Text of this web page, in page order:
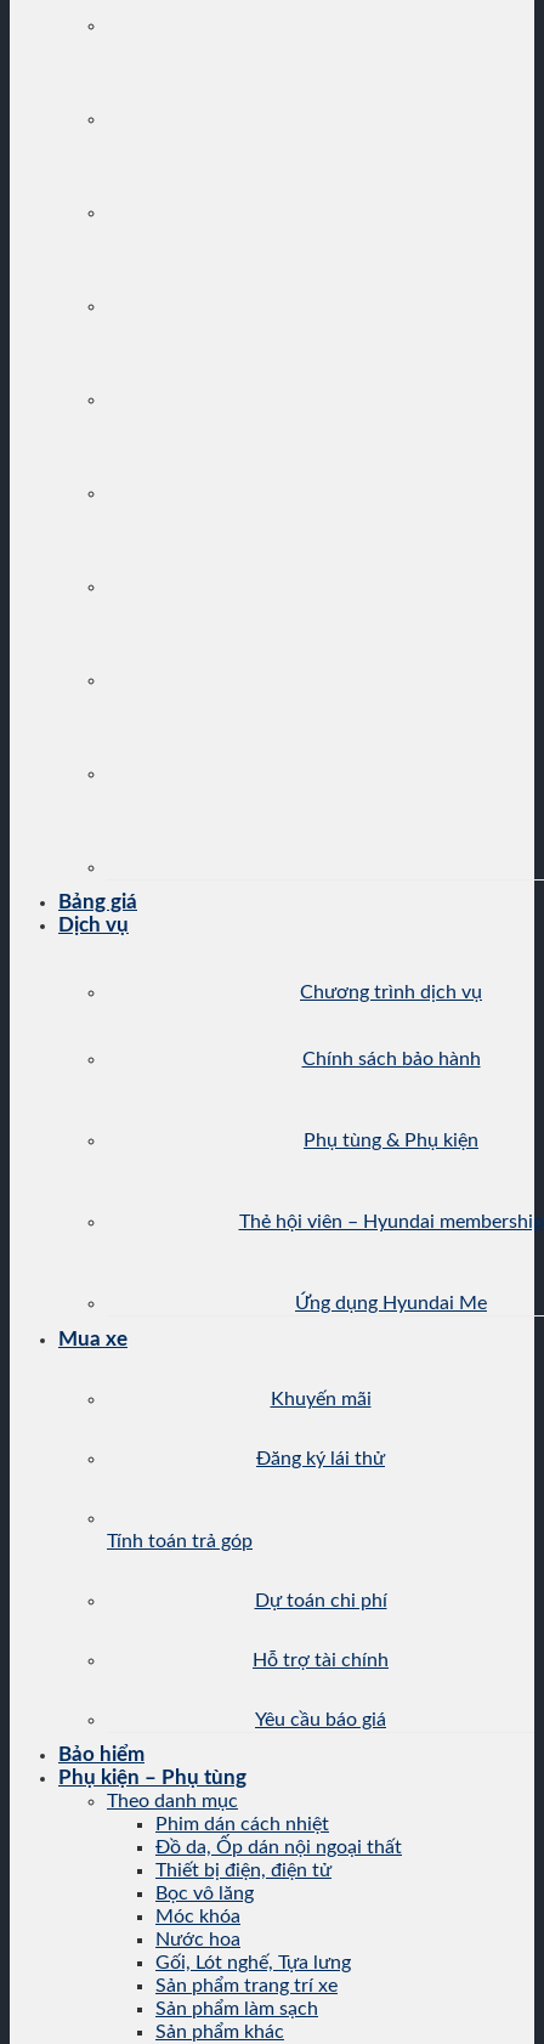
Bảng giá
Dịch vụ
Chương trình dịch vụ
Chính sách bảo hành
Phụ tùng & Phụ kiện
Thẻ hội viên – Hyundai membership
Ứng dụng Hyundai Me
Mua xe
Khuyến mãi
Đăng ký lái thử
Tính toán trả góp
Dự toán chi phí
Hỗ trợ tài chính
Yêu cầu báo giá
Bảo hiểm
Phụ kiện – Phụ tùng
Theo danh mục
Phim dán cách nhiệt
Đồ da, Ốp dán nội ngoại thất
Thiết bị điện, điện tử
Bọc vô lăng
Móc khóa
Nước hoa
Gối, Lót nghế, Tựa lưng
Sản phẩm trang trí xe
Sản phẩm làm sạch
Sản phẩm khác